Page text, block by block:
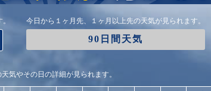
今日から１ヶ月先、１ヶ月以上先の天気が見られます。
90日間天気
気やその日の詳細が見られます。